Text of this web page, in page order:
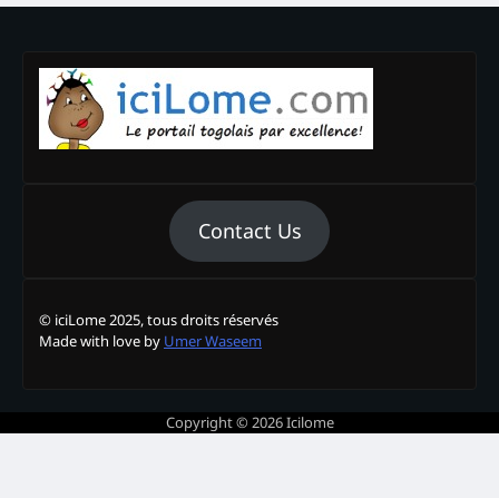
Contact Us
© iciLome 2025, tous droits réservés
Made with love by Umer Waseem
Copyright © 2026Icilome